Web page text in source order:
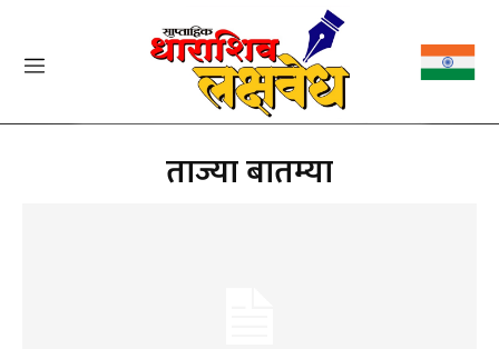
ताज्या बातम्या